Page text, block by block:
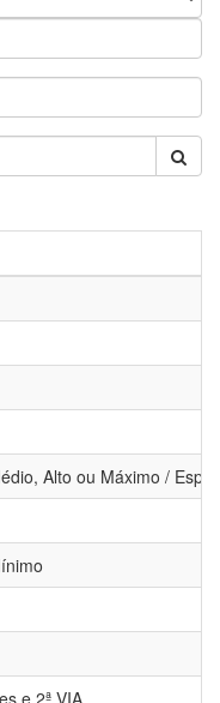
Alto ou Máximo /
e 2ª VIA